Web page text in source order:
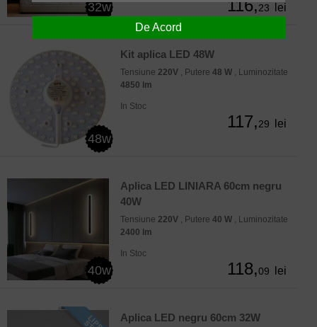
32w 116,23 lei
48w
Kit aplica LED 48W
Tensiune 220V , Putere 48 W , Luminozitate
4850 lm
In Stoc
117,29 lei
40w
Aplica LED LINIARA 60cm negru
40W
Tensiune 220V , Putere 40 W , Luminozitate
2400 lm
In Stoc
118,09 lei
Aplica LED negru 60cm 32W
De Acord